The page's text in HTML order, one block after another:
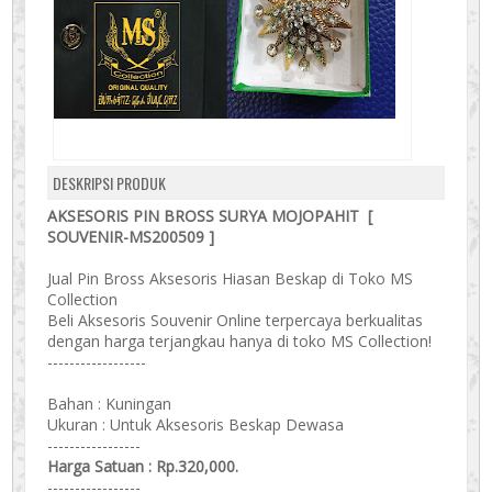
DESKRIPSI PRODUK
AKSESORIS PIN BROSS SURYA MOJOPAHIT [
SOUVENIR-MS200509 ]
Jual Pin Bross Aksesoris Hiasan Beskap di Toko MS
Collection
Beli Aksesoris Souvenir Online terpercaya berkualitas
dengan harga terjangkau hanya di toko MS Collection!
------------------
Bahan : Kuningan
Ukuran : Untuk Aksesoris Beskap Dewasa
-----------------
Harga Satuan : Rp.320,000.
-----------------